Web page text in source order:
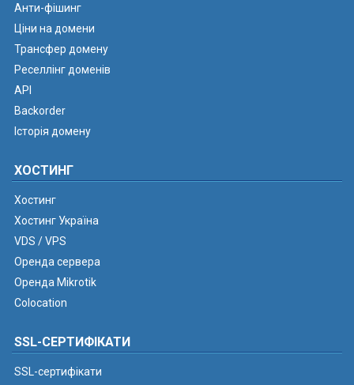
Анти-фішинг
Ціни на домени
Трансфер домену
Реселлінг доменів
API
Backorder
Історія домену
ХОСТИНГ
Хостинг
Хостинг Україна
VDS / VPS
Оренда сервера
Оренда Mikrotik
Colocation
SSL-СЕРТИФІКАТИ
SSL-сертифікати